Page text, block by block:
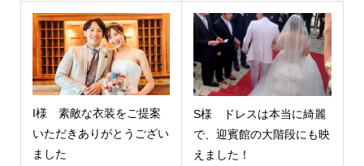
I様 素敵な衣装をご提案
いただきありがとうござい
ました
S様 ドレスは本当に綺麗
で、迎賓館の大階段にも映
えました！